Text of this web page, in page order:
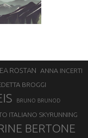
ROSTAN ANNA INCERTI
BROGGI
BRUNO BRUNOD
ITALIANO SKYRUNNING
BERTONE